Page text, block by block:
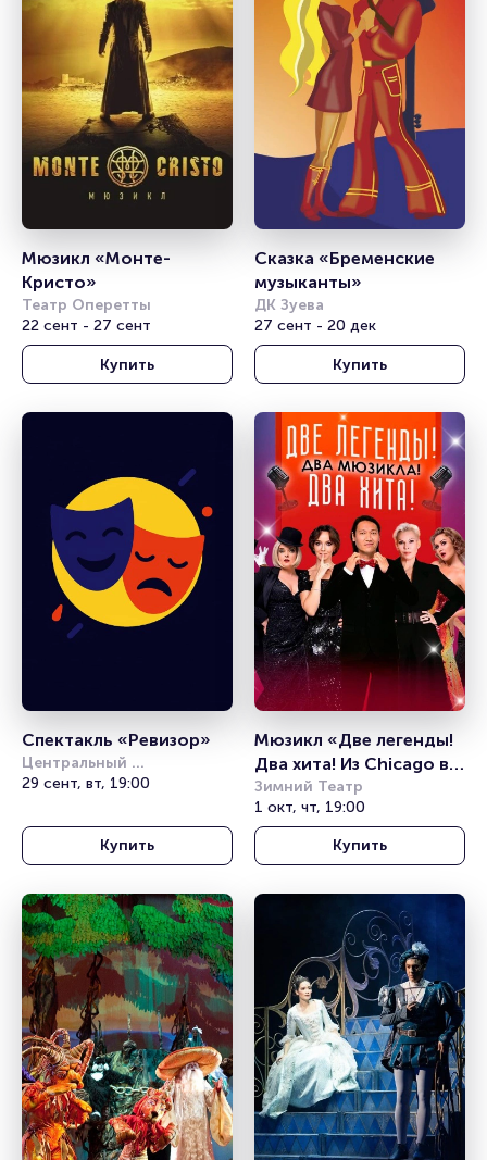
Мюзикл «Монте-
Кристо»
Театр Оперетты
22 сент - 27 сент
Купить
Сказка «Бременские
музыканты»
ДК Зуева
27 сент - 20 дек
Купить
Спектакль «Ревизор»
Центральный
академический театр
29 сент, вт, 19:00
Купить
Мюзикл «Две легенды!
Два хита! Из Chicago в
Mamma Mia!»
Зимний Театр
1 окт, чт, 19:00
Купить